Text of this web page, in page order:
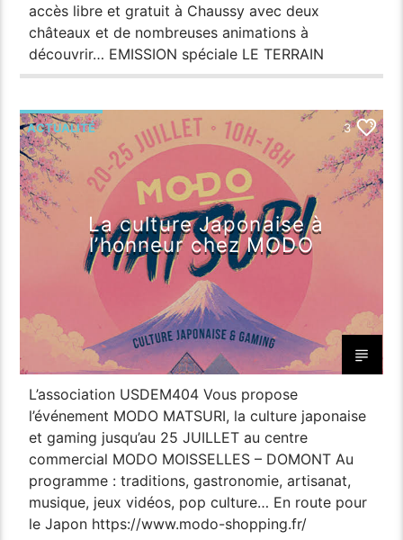
accès libre et gratuit à Chaussy avec deux
châteaux et de nombreuses animations à
découvrir… EMISSION spéciale LE TERRAIN
ACTUALITÉ 3
La culture Japonaise à
l’honneur chez MODO
L’association USDEM404 Vous propose
l’événement MODO MATSURI, la culture japonaise
et gaming jusqu’au 25 JUILLET au centre
commercial MODO MOISSELLES – DOMONT Au
programme : traditions, gastronomie, artisanat,
musique, jeux vidéos, pop culture… En route pour
le Japon https://www.modo-shopping.fr/